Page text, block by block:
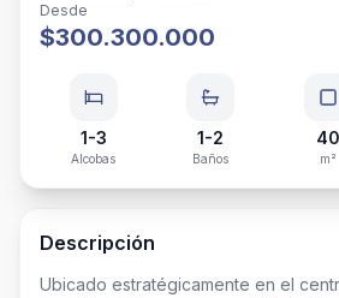
Desde
$300.300.000
1-3
Alcobas
1-2
Baños
40
m²
Descripción
Ubicado estratégicamente en el